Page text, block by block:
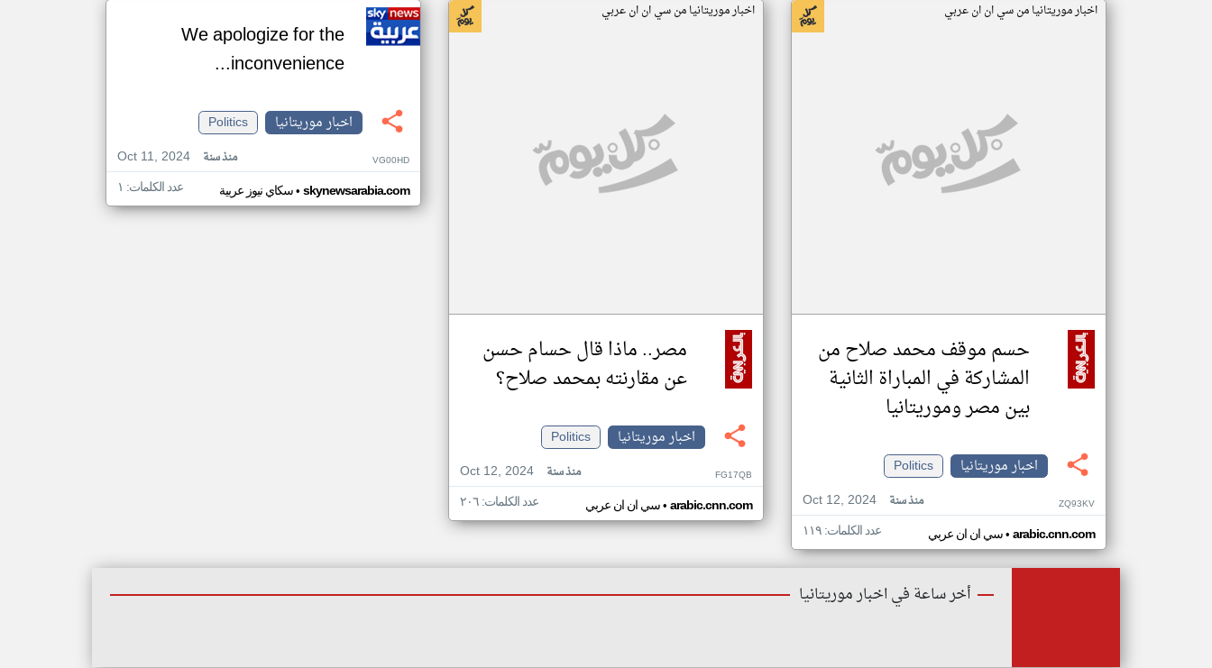
اخبار موريتانيا من سي ان ان عربي
حسم موقف محمد صلاح من
المشاركة في المباراة الثانية
بين مصر وموريتانيا
اخبار موريتانيا
Politics
Oct 12, 2024
منذ سنة ZQ93KV
سي ان ان عربي• arabic.cnn.com عدد الكلمات: ١١٩
اخبار موريتانيا من سي ان ان عربي
مصر.. ماذا قال حسام حسن
عن مقارنته بمحمد صلاح؟
اخبار موريتانيا
Politics
Oct 12, 2024
منذ سنة FG17QB
سي ان ان عربي• arabic.cnn.com عدد الكلمات: ٢٠٦
We apologize for the
inconvenience...
اخبار موريتانيا
Politics
Oct 11, 2024
منذ سنة VG00HD
سكاي نيوز عربية• skynewsarabia.com عدد الكلمات: ١
أخر ساعة في اخبار موريتانيا